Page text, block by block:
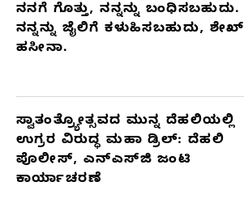
ನನಗೆ ಗೊತ್ತು, ನನ್ನನ್ನು ಬಂಧಿಸಬಹುದು.
ನನ್ನನ್ನು ಜೈಲಿಗೆ ಕಳುಹಿಸಬಹುದು, ಶೇಖ್
ಹಸೀನಾ.
ಸ್ವಾತಂತ್ರ್ಯೋತ್ಸವದ ಮುನ್ನ ದೆಹಲಿಯಲ್ಲಿ
ಉಗ್ರರ ವಿರುದ್ಧ ಮಹಾ ಡ್ರಿಲ್: ದೆಹಲಿ
ಪೊಲೀಸ್, ಎನ್‌ಎಸ್‌ಜಿ ಜಂಟಿ
ಕಾರ್ಯಾಚರಣೆ